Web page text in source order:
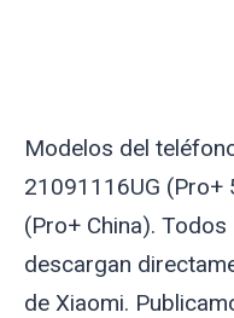
Modelos del
21091116UG (Pro+
(Pro+ China).
descargan
de Xiaomi.